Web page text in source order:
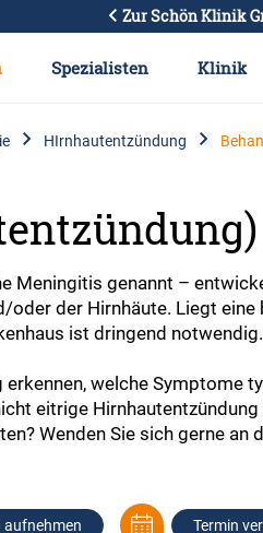
Zur Schön Klinik
Spezialisten Klinik
HIrnhautentzündung
Meningitis genannt –
oder der Hirnhäute. Liegt
ist dringend notwendig.
erkennen, welche
eitrige
Wenden Sie sich gerne an
aufnehmen Termin